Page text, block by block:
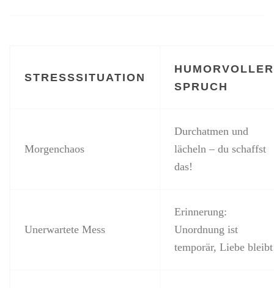
STRESSSITUATION
HUMORVOLLER
SPRUCH
Morgenchaos
Durchatmen und
lächeln – du schaffst
das!
Unerwartete Mess
Erinnerung:
Unordnung ist
temporär, Liebe bleibt